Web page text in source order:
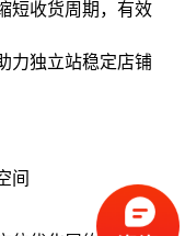
短收货周期，有效
力独立站稳定店铺
间